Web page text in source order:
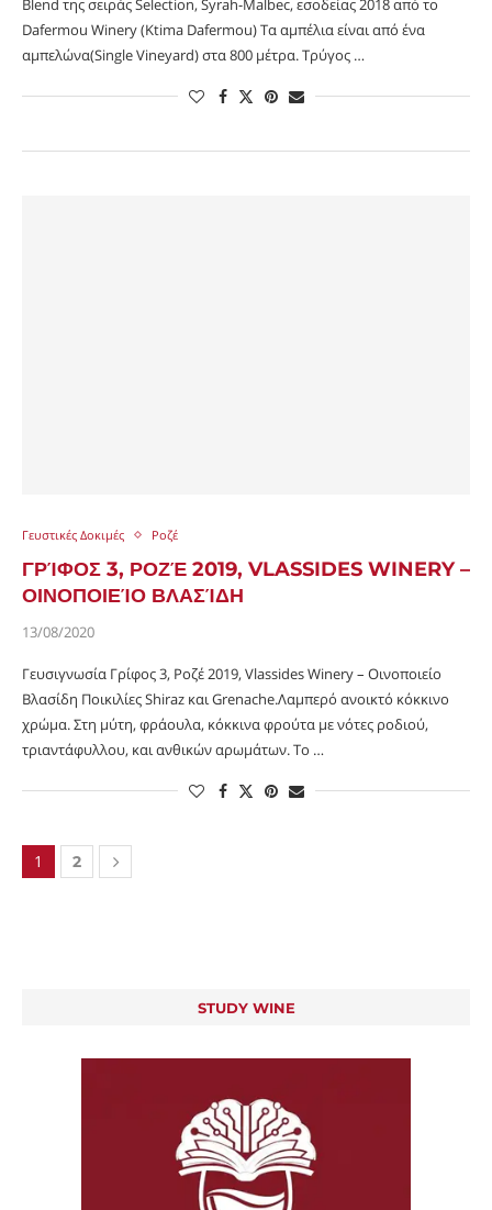
Blend της σειράς Selection, Syrah-Malbec, εσοδείας 2018 από το
Dafermou Winery (Ktima Dafermou) Τα αμπέλια είναι από ένα
αμπελώνα(Single Vineyard) στα 800 μέτρα. Τρύγος …
Γευστικές Δοκιμές Ροζέ
ΓΡΊΦΟΣ 3, ΡΟΖΈ 2019, VLASSIDES WINERY –
ΟΙΝΟΠΟΙΕΊΟ ΒΛΑΣΊΔΗ
13/08/2020
Γευσιγνωσία Γρίφος 3, Ροζέ 2019, Vlassides Winery – Οινοποιείο
Βλασίδη Ποικιλίες Shiraz και Grenache.Λαμπερό ανοικτό κόκκινο
χρώμα. Στη μύτη, φράουλα, κόκκινα φρούτα με νότες ροδιού,
τριαντάφυλλου, και ανθικών αρωμάτων. Το …
1 2
STUDY WINE